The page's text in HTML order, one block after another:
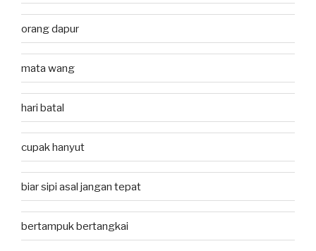
orang dapur
mata wang
hari batal
cupak hanyut
biar sipi asal jangan tepat
bertampuk bertangkai